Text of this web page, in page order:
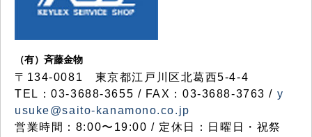
（有）斉藤金物
〒134-0081 東京都江戸川区北葛西5-4-4
TEL：03-3688-3655 / FAX：03-3688-3763 / y
usuke@saito-kanamono.co.jp
営業時間：8:00〜19:00 / 定休日：日曜日・祝祭